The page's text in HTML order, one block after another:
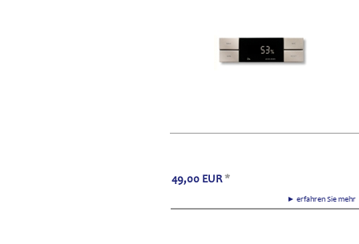
► erfahren Sie
49,00 EUR *